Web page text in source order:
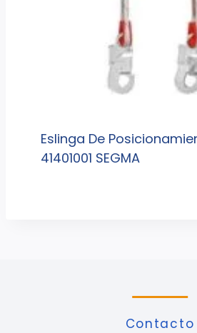
Eslinga De
41401001 SEGMA
Contacto